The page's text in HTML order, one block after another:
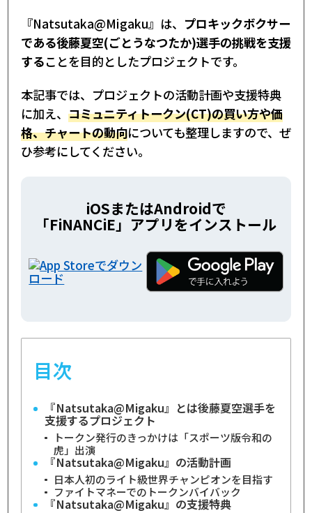
『Natsutaka@Migaku』は、 プロキックボクサー
である後藤夏空(ごとうなつたか)選手の挑戦を支援
することを目的としたプロジェクトです。
本記事では、プロジェクトの活動計画や支援特典
に加え、 コミュニティトークン(CT)の買い方や価
格、チャートの動向についても整理しますので、ぜ
ひ参考にしてください。
iOSまたはAndroidで
「FiNANCiE」アプリをインストール
目次
『Natsutaka@Migaku』とは後藤夏空選手を
支援するプロジェクト
トークン発行のきっかけは「スポーツ版令和の
虎」出演
『Natsutaka@Migaku』の活動計画
日本人初のライト級世界チャンピオンを目指す
ファイトマネーでのトークンバイバック
『Natsutaka@Migaku』の支援特典